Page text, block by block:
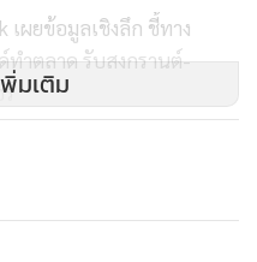
ะเป็นไปได้เมื่อถึงเวลาที่
เผยข้อมูลเชิงลึก ชี้ทาง
ทำตลาด รับสงกรานต์-
กที่
มเติม